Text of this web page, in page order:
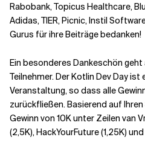
Rabobank, Topicus Healthcare,
Adidas, TIER, Picnic, Instil
Gurus für ihre Beiträge bedanken!
Ein besonderes Dankeschön
Teilnehmer. Der Kotlin Dev Day
Veranstaltung, so dass alle
zurückfließen. Basierend auf
Gewinn von 10K unter Zeilen van
(2,5K), HackYourFuture (1,25K)